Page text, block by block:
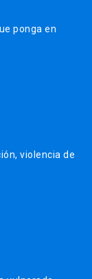
ponga en
violencia de